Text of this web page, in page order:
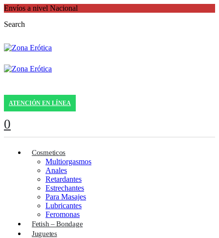
Envíos a nivel Nacional
Search
ATENCIÓN EN LÍNEA
0
Cosmeticos
Multiorgasmos
Anales
Retardantes
Estrechantes
Para Masajes
Lubricantes
Feromonas
Fetish – Bondage
Juguetes